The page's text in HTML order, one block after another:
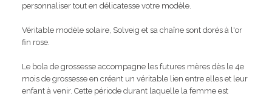
personnaliser tout en délicatesse votre modèle.
Véritable modèle solaire, Solveig et sa chaîne sont dorés à l'or
fin rose.
Le bola de grossesse accompagne les futures mères dès le 4e
mois de grossesse en créant un véritable lien entre elles et leur
enfant à venir. Cette période durant laquelle la femme est